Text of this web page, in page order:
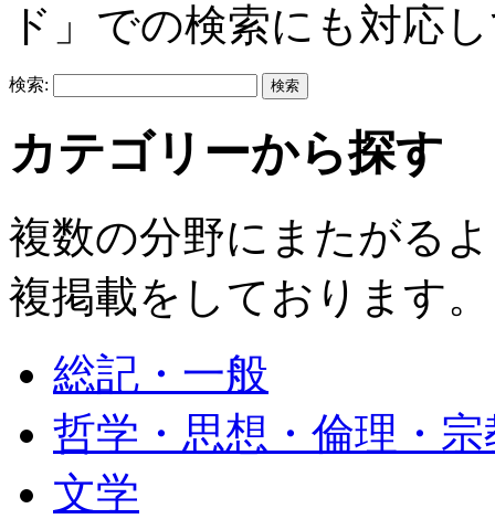
ド」での検索にも対応
検索:
カテゴリーから探す
複数の分野にまたがる
複掲載をしております。
総記・一般
哲学・思想・倫理・宗
文学